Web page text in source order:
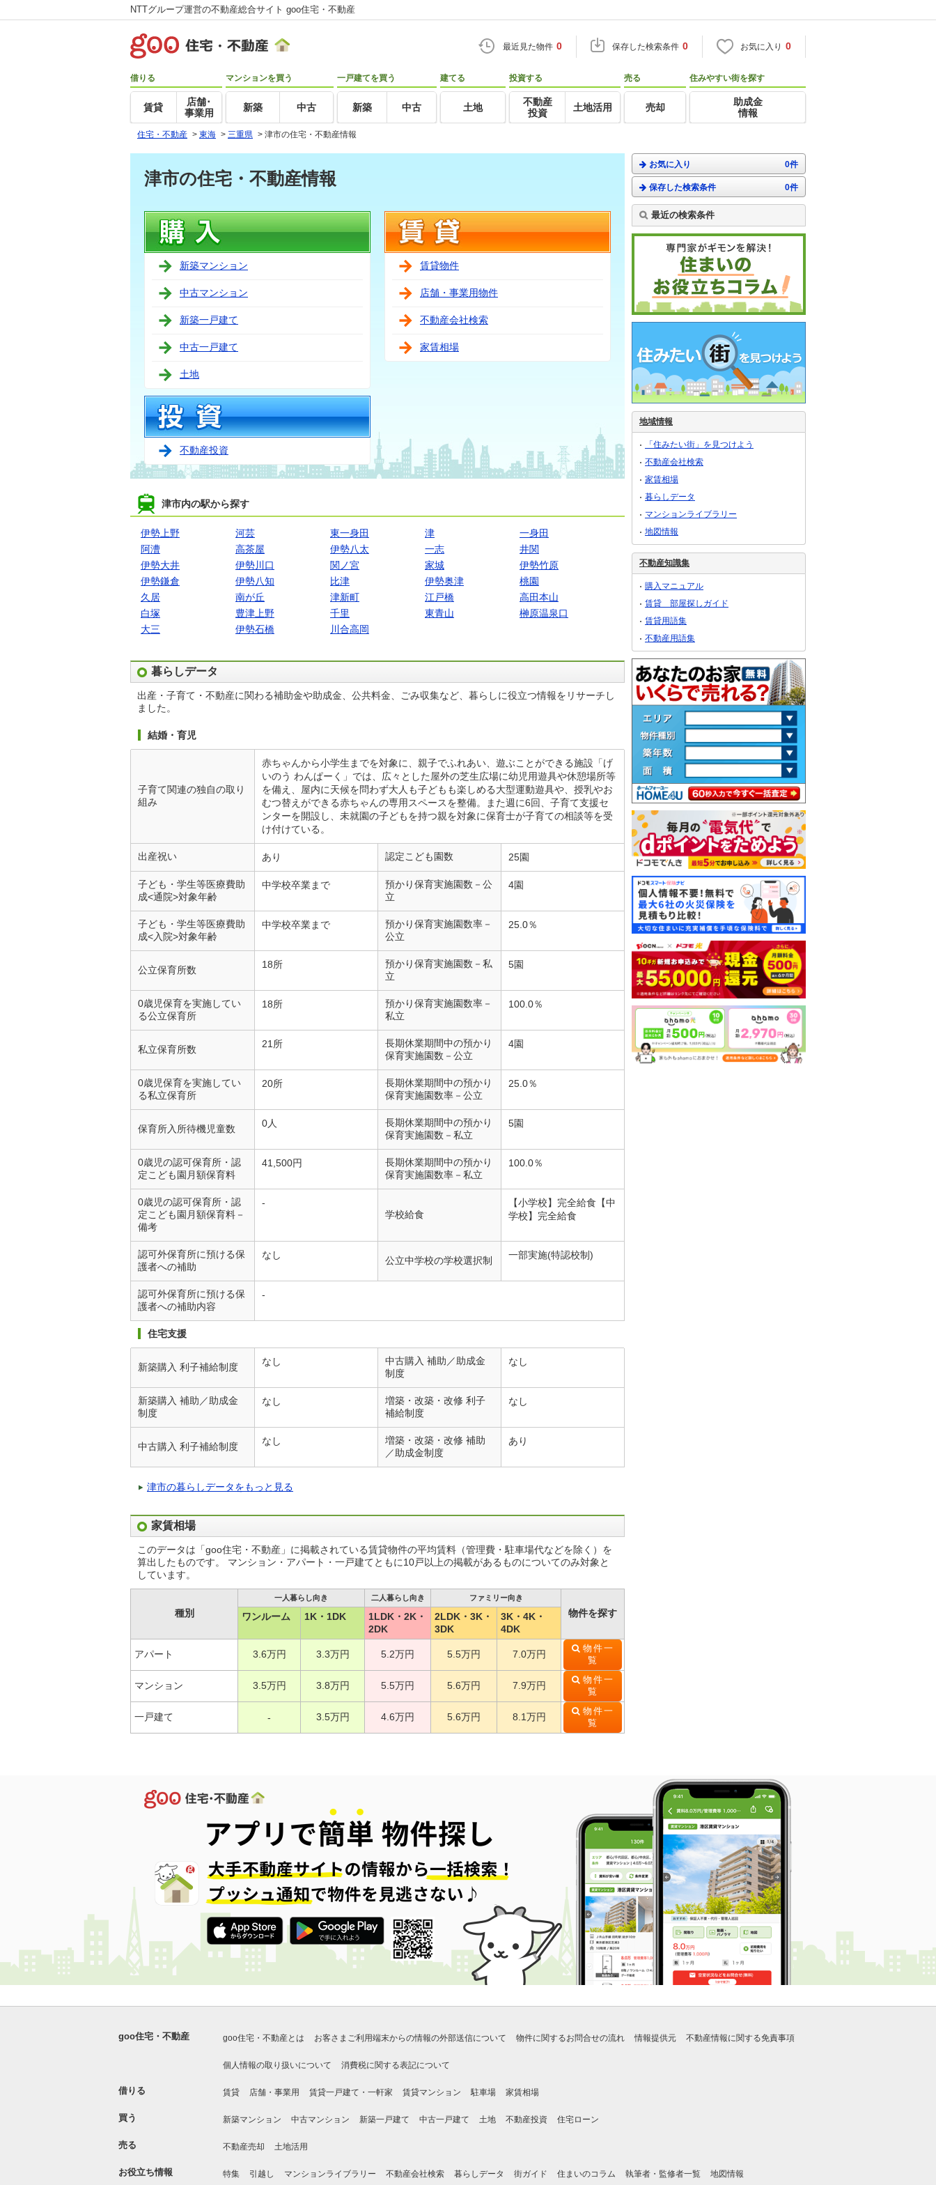
NTTグループ運営の不動産総合サイト goo住宅・不動産
最近見た物件 0 保存した検索条件 0 お気に入り 0
借りる
賃貸
店舗･
事業用
マンションを買う
新築 中古
一戸建てを買う
新築 中古
建てる
土地
投資する
不動産
投資
土地活用
売る
売却
住みやすい街を探す
助成金
情報
住宅・不動産 > 東海 > 三重県 > 津市の住宅・不動産情報
津市の住宅・不動産情報
新築マンション
中古マンション
新築一戸建て
中古一戸建て
土地
不動産投資
賃貸物件
店舗・事業用物件
不動産会社検索
家賃相場
津市内の駅から探す
伊勢上野 河芸 東一身田 津
一身田
阿漕
高茶屋 伊勢八太 一志
井関
伊勢大井
伊勢川口 関ノ宮 家城
伊勢竹原
伊勢鎌倉
伊勢八知 比津 伊勢奥津
桃園
久居
南が丘 津新町 江戸橋
高田本山
白塚
豊津上野 千里 東青山
榊原温泉口
大三
伊勢石橋 川合高岡
暮らしデータ
出産・子育て・不動産に関わる補助金や助成金、公共料金、ごみ収集など、暮らしに役立つ情報をリサーチし
ました。
結婚・育児
子育て関連の独自の取り
組み
赤ちゃんから小学生までを対象に、親子でふれあい、遊ぶことができる施設「げ
いのう わんぱーく」では、広々とした屋外の芝生広場に幼児用遊具や休憩場所等
を備え、屋内に天候を問わず大人も子どもも楽しめる大型運動遊具や、授乳やお
むつ替えができる赤ちゃんの専用スペースを整備。また週に6回、子育て支援セ
ンターを開設し、未就園の子どもを持つ親を対象に保育士が子育ての相談等を受
け付けている。
出産祝い あり 認定こども園数 25園
子ども・学生等医療費助
成<通院>対象年齢
中学校卒業まで
預かり保育実施園数－公
立
4園
子ども・学生等医療費助
成<入院>対象年齢
中学校卒業まで
預かり保育実施園数率－
公立
25.0％
公立保育所数 18所
預かり保育実施園数－私
立
5園
0歳児保育を実施してい
る公立保育所
18所
預かり保育実施園数率－
私立
100.0％
私立保育所数 21所
長期休業期間中の預かり
保育実施園数－公立
4園
0歳児保育を実施してい
る私立保育所
20所
長期休業期間中の預かり
保育実施園数率－公立
25.0％
保育所入所待機児童数 0人
長期休業期間中の預かり
保育実施園数－私立
5園
0歳児の認可保育所・認
定こども園月額保育料
41,500円
長期休業期間中の預かり
保育実施園数率－私立
100.0％
0歳児の認可保育所・認
定こども園月額保育料－
備考
-
学校給食
【小学校】完全給食【中
学校】完全給食
認可外保育所に預ける保
護者への補助
なし 公立中学校の学校選択制 一部実施(特認校制)
認可外保育所に預ける保
護者への補助内容
-
住宅支援
新築購入 利子補給制度 なし
中古購入 補助／助成金
制度
なし
新築購入 補助／助成金
制度
なし
増築・改築・改修 利子
補給制度
なし
中古購入 利子補給制度 なし
増築・改築・改修 補助
／助成金制度
あり
津市の暮らしデータをもっと見る
家賃相場
このデータは「goo住宅・不動産」に掲載されている賃貸物件の平均賃料（管理費・駐車場代などを除く）を
算出したものです。 マンション・アパート・一戸建てともに10戸以上の掲載があるものについてのみ対象と
しています。
種別
一人暮らし向き 二人暮らし向き ファミリー向き
物件を探す
ワンルーム 1K・1DK
1LDK・2K・
2DK
2LDK・3K・
3DK
3K・4K・
4DK
アパート 3.6万円 3.3万円 5.2万円 5.5万円 7.0万円
物件一
覧
マンション 3.5万円 3.8万円 5.5万円 5.6万円 7.9万円
物件一
覧
一戸建て - 3.5万円 4.6万円 5.6万円 8.1万円
物件一
覧
お気に入り 0件
保存した検索条件 0件
最近の検索条件
地域情報
「住みたい街」を見つけよう
不動産会社検索
家賃相場
暮らしデータ
マンションライブラリー
地図情報
不動産知識集
購入マニュアル
賃貸 部屋探しガイド
賃貸用語集
不動産用語集
goo住宅・不動産 goo住宅・不動産とは お客さまご利用端末からの情報の外部送信について 物件に関するお問合せの流れ 情報提供元 不動産情報に関する免責事項
個人情報の取り扱いについて 消費税に関する表記について
借りる 賃貸 店舗・事業用 賃貸一戸建て・一軒家 賃貸マンション 駐車場 家賃相場
買う 新築マンション 中古マンション 新築一戸建て 中古一戸建て 土地 不動産投資 住宅ローン
売る 不動産売却 土地活用
お役立ち情報 特集 引越し マンションライブラリー 不動産会社検索 暮らしデータ 街ガイド 住まいのコラム 執筆者・監修者一覧 地図情報